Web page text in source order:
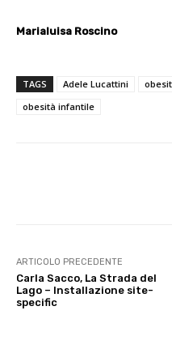
Marialuisa Roscino
TAGS Adele Lucattini
obesità infantile
ARTICOLO PRECEDENTE
Carla Sacco, La Strada del
Lago – Installazione site-
specific